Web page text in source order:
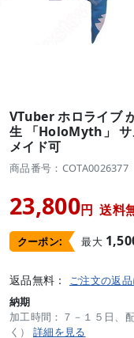
VTuber ホロライブ
生 「HoloMyth」 サ
メイド可
商品番号：COTA0026377
23,800円 送料
クーポン: 最大
返品無料： ご注文の返
納期
加工時間：７－１５日、
く） 詳細を見る